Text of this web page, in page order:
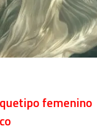
femenino